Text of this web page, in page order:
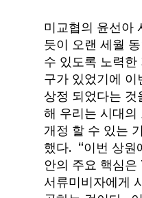
미교협의 윤선아
듯이 오랜 세월
수 있도록 노력한
구가 있었기에 이
상정 되었다는
해 우리는 시대의
개정 할 수 있는
했다. “이번 상원
안의 주요 핵심은
서류미비자에게